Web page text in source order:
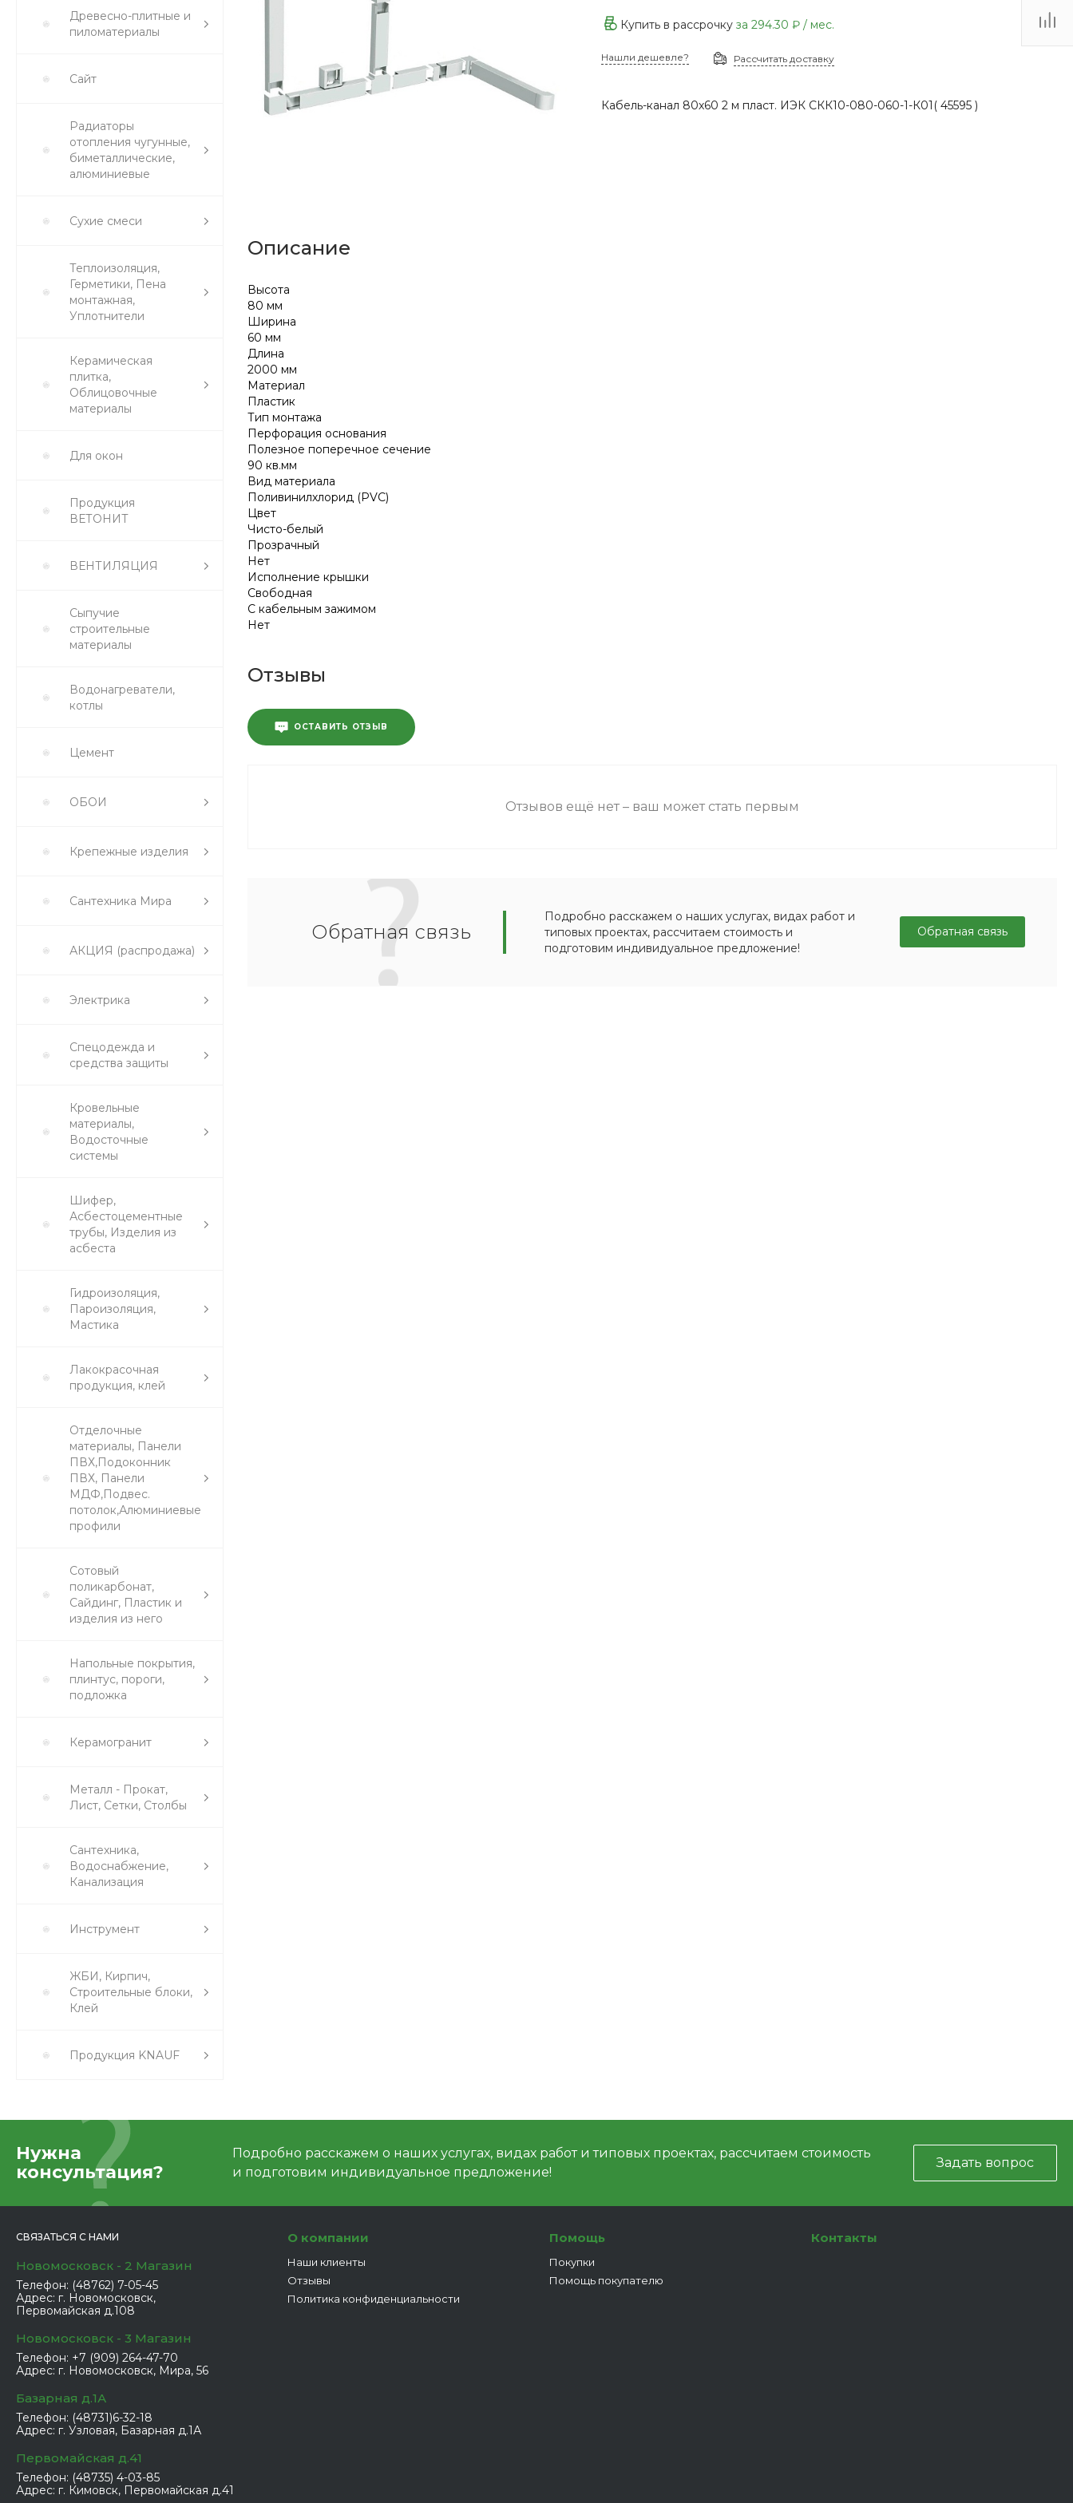
Древесно-плитные и
пиломатериалы
Сайт
Радиаторы
отопления чугунные,
биметаллические,
алюминиевые
Сухие смеси
Теплоизоляция,
Герметики, Пена
монтажная,
Уплотнители
Керамическая
плитка,
Облицовочные
материалы
Для окон
Продукция
ВЕТОНИТ
ВЕНТИЛЯЦИЯ
Сыпучие
строительные
материалы
Водонагреватели,
котлы
Цемент
ОБОИ
Крепежные изделия
Сантехника Мира
АКЦИЯ (распродажа)
Электрика
Спецодежда и
средства защиты
Кровельные
материалы,
Водосточные
системы
Шифер,
Асбестоцементные
трубы, Изделия из
асбеста
Гидроизоляция,
Пароизоляция,
Мастика
Лакокрасочная
продукция, клей
Отделочные
материалы, Панели
ПВХ,Подоконник
ПВХ, Панели
МДФ,Подвес.
потолок,Алюминиевые
профили
Сотовый
поликарбонат,
Сайдинг, Пластик и
изделия из него
Напольные покрытия,
плинтус, пороги,
подложка
Керамогранит
Металл - Прокат,
Лист, Сетки, Столбы
Сантехника,
Водоснабжение,
Канализация
Инструмент
ЖБИ, Кирпич,
Строительные блоки,
Клей
Продукция KNAUF
Купить в рассрочку за 294.30 ₽/ мес.
Нашли дешевле? Рассчитать доставку
Кабель-канал 80х60 2 м пласт. ИЭК СКК10-080-060-1-К01( 45595 )
Описание
Высота
80 мм
Ширина
60 мм
Длина
2000 мм
Материал
Пластик
Тип монтажа
Перфорация основания
Полезное поперечное сечение
90 кв.мм
Вид материала
Поливинилхлорид (PVC)
Цвет
Чисто-белый
Прозрачный
Нет
Исполнение крышки
Свободная
С кабельным зажимом
Нет
Отзывы
ОСТАВИТЬ ОТЗЫВ
Отзывов ещё нет – ваш может стать первым
Обратная связь
Подробно расскажем о наших услугах, видах работ и
типовых проектах, рассчитаем стоимость и
подготовим индивидуальное предложение!
Обратная связь
Нужна
консультация?
Подробно расскажем о наших услугах, видах работ и типовых проектах, рассчитаем стоимость
и подготовим индивидуальное предложение!
Задать вопрос
СВЯЗАТЬСЯ С НАМИ
Новомосковск - 2 Магазин
Телефон: (48762) 7-05-45
Адрес: г. Новомосковск,
Первомайская д.108
Новомосковск - 3 Магазин
Телефон: +7 (909) 264-47-70
Адрес: г. Новомосковск, Мира, 56
Базарная д.1А
Телефон: (48731)6-32-18
Адрес: г. Узловая, Базарная д.1А
Первомайская д.41
Телефон: (48735) 4-03-85
Адрес: г. Кимовск, Первомайская д.41
О компании
Наши клиенты
Отзывы
Политика конфиденциальности
Помощь
Покупки
Помощь покупателю
Контакты